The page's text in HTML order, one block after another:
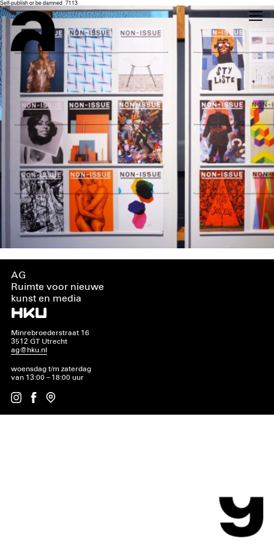
Self-publish or be damned_7113
AG
Ruimte voor nieuwe
kunst en media
Minrebroederstraat 16
3512 GT Utrecht
ag@hku.nl
woensdag t/m zaterdag
van 13:00 – 18:00 uur